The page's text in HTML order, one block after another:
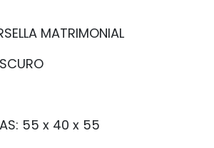
MATRIMONIAL
55 x 40 x 55